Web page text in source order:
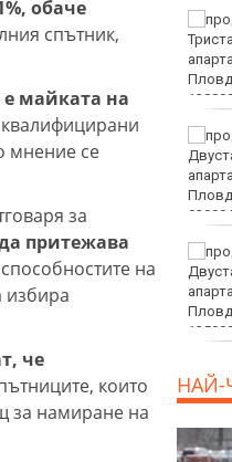
обаче
спътник,
е майката на
мнение се
за
притежава
на
избира
че
които
за намиране на
крос ще се
тази събота в
събота: откриват
сезон за пернат
Девня гостува на
(Провадия) за
купа
НАЙ-